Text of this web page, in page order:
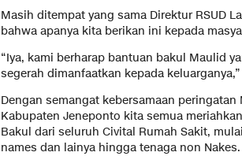
Masih ditempat yang sama Direktur RSUD
bahwa apanya kita berikan ini kepada
“Iya, kami berharap bantuan bakul Maulid
segerah dimanfaatkan kepada
Dengan semangat kebersamaan
Kabupaten Jeneponto kita semua
Bakul dari seluruh Civital Rumah Sakit,
names dan lainya hingga tenaga non Nakes.